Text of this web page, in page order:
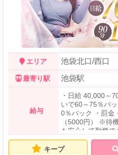
エリア 池袋北口/西口
最寄り駅 池袋駅
給与
・日給 40,000～
いで60～75％バ
0％バック ・罰金
（5000円） ※待
も安心して勤務
しているのでお茶
せん。 また割引
キープ